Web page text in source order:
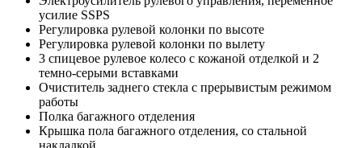
усилие SSPS
Регулировка рулевой колонки по высоте
Регулировка рулевой колонки по вылету
3 спицевое рулевое колесо с кожаной отделкой и 2
темно-серыми вставками
Очиститель заднего стекла с прерывистым режимом
работы
Полка багажного отделения
Крышка пола багажного отделения, со стальной
накладкой